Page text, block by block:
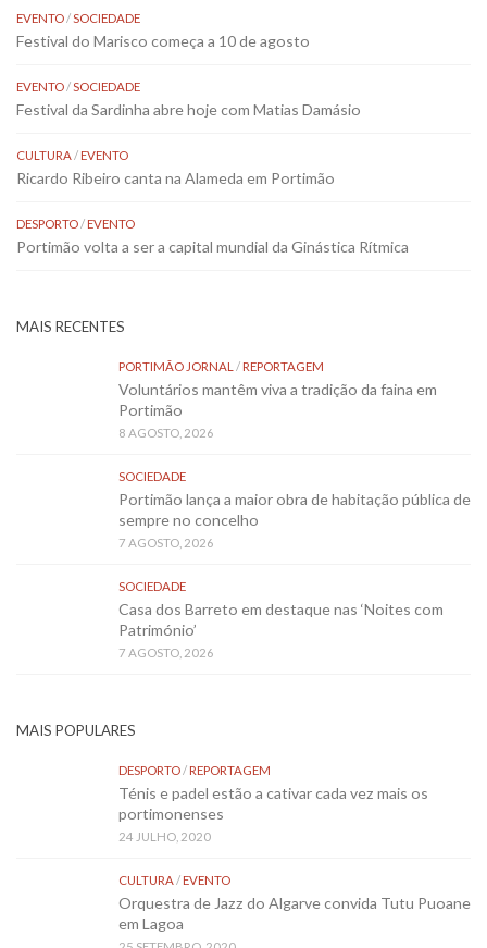
EVENTO/SOCIEDADE
Festival do Marisco começa a 10 de agosto
EVENTO/SOCIEDADE
Festival da Sardinha abre hoje com Matias Damásio
CULTURA/EVENTO
Ricardo Ribeiro canta na Alameda em Portimão
DESPORTO/EVENTO
Portimão volta a ser a capital mundial da Ginástica Rítmica
MAIS RECENTES
PORTIMÃO JORNAL /REPORTAGEM
Voluntários mantêm viva a tradição da faina em
Portimão
8 AGOSTO, 2026
SOCIEDADE
Portimão lança a maior obra de habitação pública de
sempre no concelho
7 AGOSTO, 2026
SOCIEDADE
Casa dos Barreto em destaque nas ‘Noites com
Património’
7 AGOSTO, 2026
MAIS POPULARES
DESPORTO/REPORTAGEM
Ténis e padel estão a cativar cada vez mais os
portimonenses
24 JULHO, 2020
CULTURA/EVENTO
Orquestra de Jazz do Algarve convida Tutu Puoane
em Lagoa